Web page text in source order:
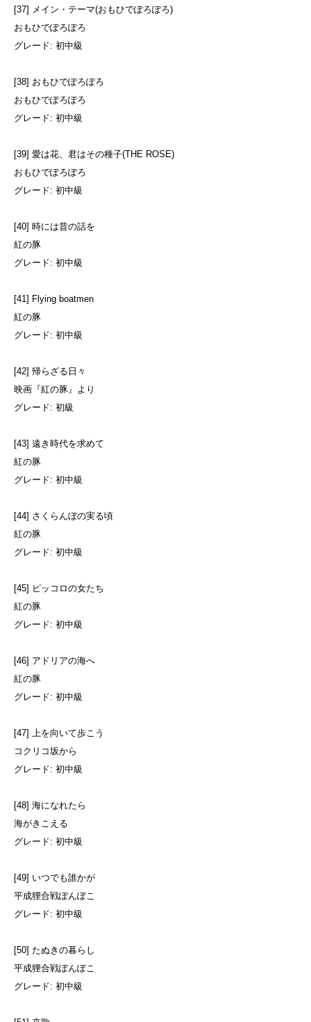
[37] メイン・テーマ(おもひでぽろぽろ)
おもひでぽろぽろ
グレード: 初中級
[38] おもひでぽろぽろ
おもひでぽろぽろ
グレード: 初中級
[39] 愛は花、君はその種子(THE ROSE)
おもひでぽろぽろ
グレード: 初中級
[40] 時には昔の話を
紅の豚
グレード: 初中級
[41] Flying boatmen
紅の豚
グレード: 初中級
[42] 帰らざる日々
映画『紅の豚』より
グレード: 初級
[43] 遠き時代を求めて
紅の豚
グレード: 初中級
[44] さくらんぼの実る頃
紅の豚
グレード: 初中級
[45] ピッコロの女たち
紅の豚
グレード: 初中級
[46] アドリアの海へ
紅の豚
グレード: 初中級
[47] 上を向いて歩こう
コクリコ坂から
グレード: 初中級
[48] 海になれたら
海がきこえる
グレード: 初中級
[49] いつでも誰かが
平成狸合戦ぽんぽこ
グレード: 初中級
[50] たぬきの暮らし
平成狸合戦ぽんぽこ
グレード: 初中級